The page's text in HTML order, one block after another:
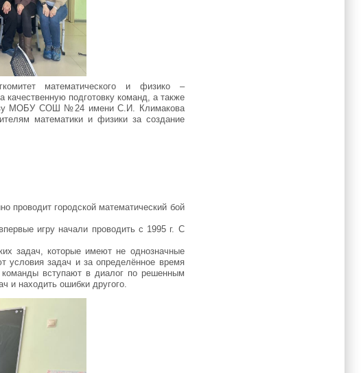
математического и физико –
качественную подготовку команд, а также
МОБУ СОШ №24 имени С.И. Климакова
математики и физики за создание
проводит городской математический бой
игру начали проводить с 1995 г. С
задач, которые имеют не однозначные
условия задач и за определённое время
команды вступают в диалог по решенным
и находить ошибки другого.